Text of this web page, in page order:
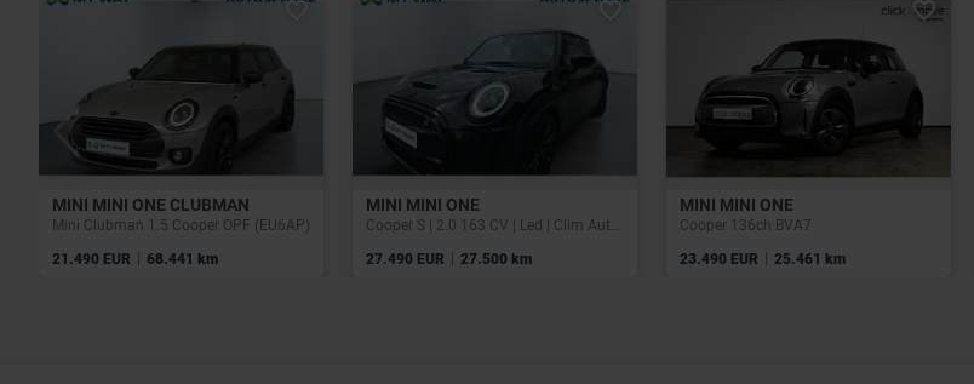
MINI MINI ONE CLUBMAN
Mini Clubman 1.5 Cooper OPF (EU6AP)
21.490 EUR | 68.441 km
MINI MINI ONE
Cooper S | 2.0 163 CV | Led | Clim Auto | Park assist | Volant mulitifoncttion
27.490 EUR | 27.500 km
MINI MINI ONE
Cooper 136ch BVA7
23.490 EUR | 25.461 km